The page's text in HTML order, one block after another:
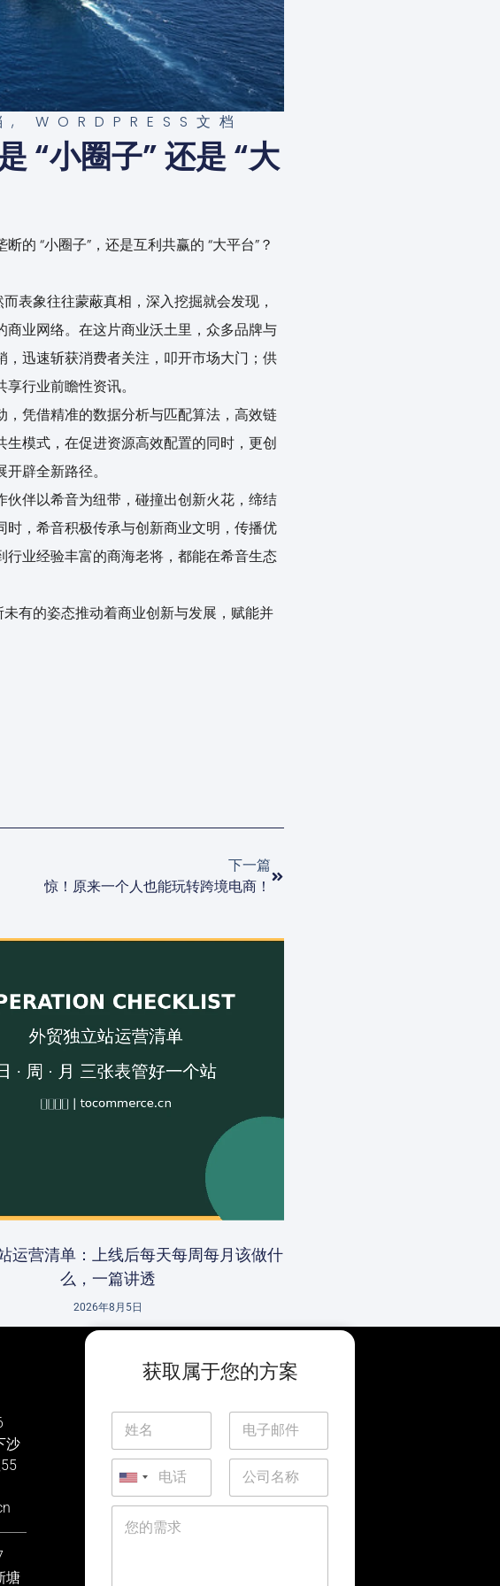
, WORDPRESS文档
“小圈子” 还是 “大
的 “小圈子”，还是互利共赢的 “大平台”？
表象往往蒙蔽真相，深入挖掘就会发现，
业网络。在这片商业沃土里，众多品牌与
迅速斩获消费者关注，叩开市场大门；供
行业前瞻性资讯。
凭借精准的数据分析与匹配算法，高效链
模式，在促进资源高效配置的同时，更创
辟全新路径。
伴以希音为纽带，碰撞出创新火花，缔结
，希音积极传承与创新商业文明，传播优
业经验丰富的商海老将，都能在希音生态
有的姿态推动着商业创新与发展，赋能并
下一篇
惊！原来一个人也能玩转跨境电商！
运营清单：上线后每天每周每月该做什
么，一篇讲透
2026年8月5日
沙
塘
获取属于您的方案